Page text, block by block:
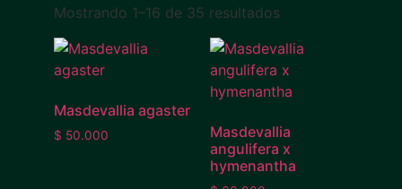
Mostrando 1–16 de 35 resultados
Masdevallia agaster
$ 50.000
Masdevallia
angulifera x
hymenantha